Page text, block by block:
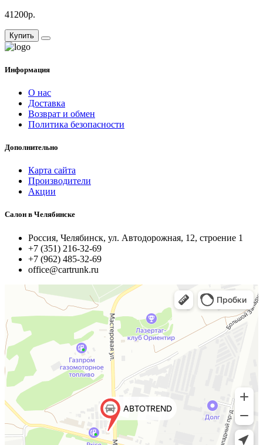
41200р.
Купить
Информация
О нас
Доставка
Возврат и обмен
Политика безопасности
Дополнительно
Карта сайта
Производители
Акции
Салон в Челябинске
Россия, Челябинск, ул. Автодорожная, 12, строение 1
+7 (351) 216-32-69
+7 (962) 485-32-69
office@cartrunk.ru